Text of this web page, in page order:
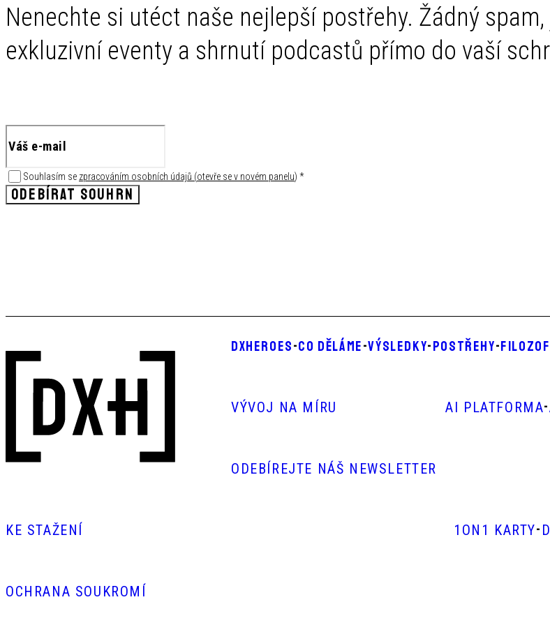
Nenechte si utéct naše nejlepší postřehy. Žádný
exkluzivní eventy a shrnutí podcastů přímo do vaší
Souhlasím se zpracováním osobních údajů (otevře se v novém panelu) *
ODEBÍRAT SOUHRN
DXHEROES-CO DĚLÁME-VÝSLEDKY-POSTŘEHY-
VÝVOJ NA MÍRU AI PLATFORMA-
ODEBÍREJTE NÁŠ NEWSLETTER
KE STAŽENÍ 1ON1 KARTY-
OCHRANA SOUKROMÍ